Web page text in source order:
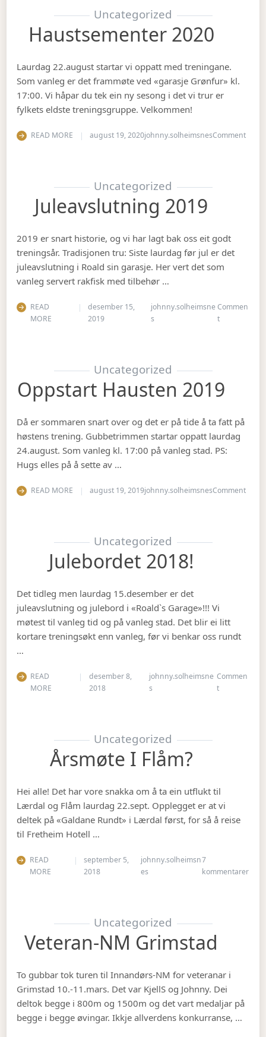
Uncategorized
Haustsementer 2020
Laurdag 22.august startar vi oppatt med treningane.
Som vanleg er det frammøte ved «garasje Grønfur» kl.
17:00. Vi håpar du tek ein ny sesong i det vi trur er
fylkets eldste treningsgruppe. Velkommen!
READ MORE august 19, 2020johnny.solheimsnesCommenton
Uncategorized
Juleavslutning 2019
2019 er snart historie, og vi har lagt bak oss eit godt
treningsår. Tradisjonen tru: Siste laurdag før jul er det
juleavslutning i Roald sin garasje. Her vert det som
vanleg servert rakfisk med tilbehør …
READ
MORE
desember 15,
2019
johnny.solheimsne
s
Commen
ton
Uncategorized
Oppstart Hausten 2019
Då er sommaren snart over og det er på tide å ta fatt på
høstens trening. Gubbetrimmen startar oppatt laurdag
24.august. Som vanleg kl. 17:00 på vanleg stad. PS:
Hugs elles på å sette av …
READ MORE august 19, 2019johnny.solheimsnesCommenton
Uncategorized
Julebordet 2018!
Det tidleg men laurdag 15.desember er det
juleavslutning og julebord i «Roald`s Garage»!!! Vi
møtest til vanleg tid og på vanleg stad. Det blir ei litt
kortare treningsøkt enn vanleg, før vi benkar oss rundt
…
READ
MORE
desember 8,
2018
johnny.solheimsne
s
Commen
ton Julebordet
Uncategorized
Årsmøte I Flåm?
Hei alle! Det har vore snakka om å ta ein utflukt til
Lærdal og Flåm laurdag 22.sept. Opplegget er at vi
deltek på «Galdane Rundt» i Lærdal først, for så å reise
til Fretheim Hotell …
READ
MORE
september 5,
2018
johnny.solheimsn
es
7
kommentarertil
Uncategorized
Veteran-NM Grimstad
To gubbar tok turen til Innandørs-NM for veteranar i
Grimstad 10.-11.mars. Det var KjellS og Johnny. Dei
deltok begge i 800m og 1500m og det vart medaljar på
begge i begge øvingar. Ikkje allverdens konkurranse, …